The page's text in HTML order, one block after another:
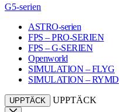
G5-serien
ASTRO-serien
FPS – PRO-SERIEN
FPS – G-SERIEN
Openworld
SIMULATION – FLYG
SIMULATION – RYMD
UPPTÄCK UPPTÄCK